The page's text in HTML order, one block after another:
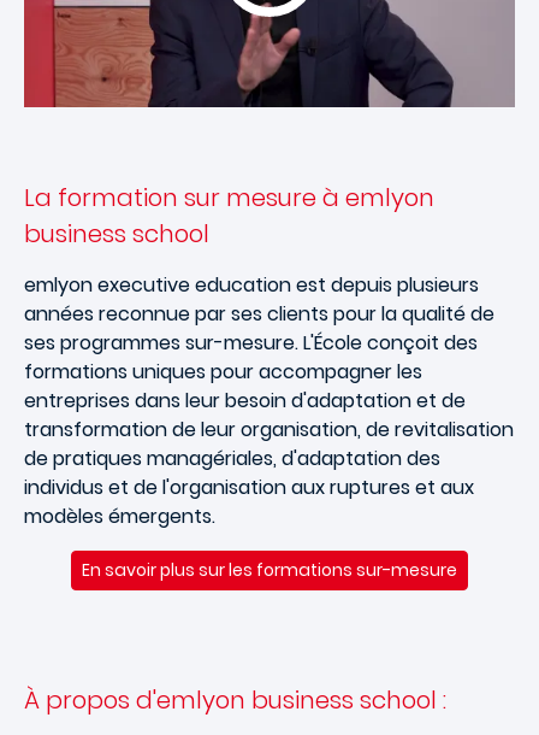
La formation sur mesure à emlyon
business school
emlyon executive education est depuis plusieurs
années reconnue par ses clients pour la qualité de
ses programmes sur-mesure. L'École conçoit des
formations uniques pour accompagner les
entreprises dans leur besoin d'adaptation et de
transformation de leur organisation, de revitalisation
de pratiques managériales, d'adaptation des
individus et de l'organisation aux ruptures et aux
modèles émergents.
En savoir plus sur les formations sur-mesure
À propos d'emlyon business school :